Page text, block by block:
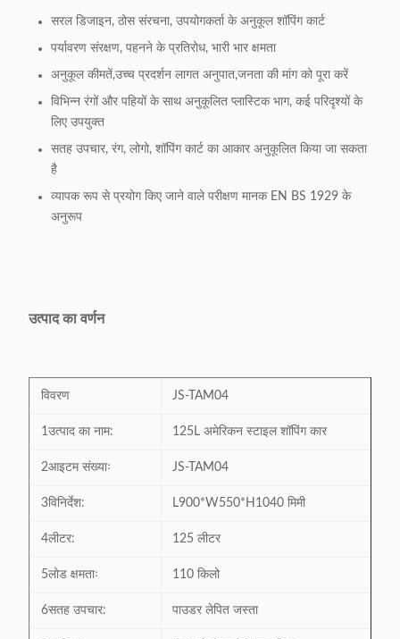
सरल डिजाइन, ठोस संरचना, उपयोगकर्ता के अनुकूल शॉपिंग कार्ट
पर्यावरण संरक्षण, पहनने के प्रतिरोध, भारी भार क्षमता
अनुकूल कीमतें,उच्च प्रदर्शन लागत अनुपात,जनता की मांग को पूरा करें
विभिन्न रंगों और पहियों के साथ अनुकूलित प्लास्टिक भाग, कई परिदृश्यों के
लिए उपयुक्त
सतह उपचार, रंग, लोगो, शॉपिंग कार्ट का आकार अनुकूलित किया जा सकता
है
व्यापक रूप से प्रयोग किए जाने वाले परीक्षण मानक EN BS 1929 के
अनुरूप
उत्पाद का वर्णन
विवरण JS-TAM04
1उत्पाद का नाम: 125L अमेरिकन स्टाइल शॉपिंग कार
2आइटम संख्याः JS-TAM04
3विनिर्देश: L900*W550*H1040 मिमी
4लीटर: 125 लीटर
5लोड क्षमताः 110 किलो
6सतह उपचार: पाउडर लेपित जस्ता